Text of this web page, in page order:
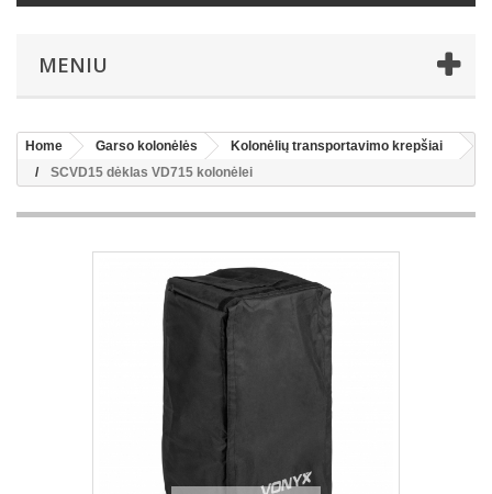
MENIU
Home Garso kolonėlės
Kolonėlių transportavimo krepšiai
SCVD15 dėklas VD715 kolonėlei